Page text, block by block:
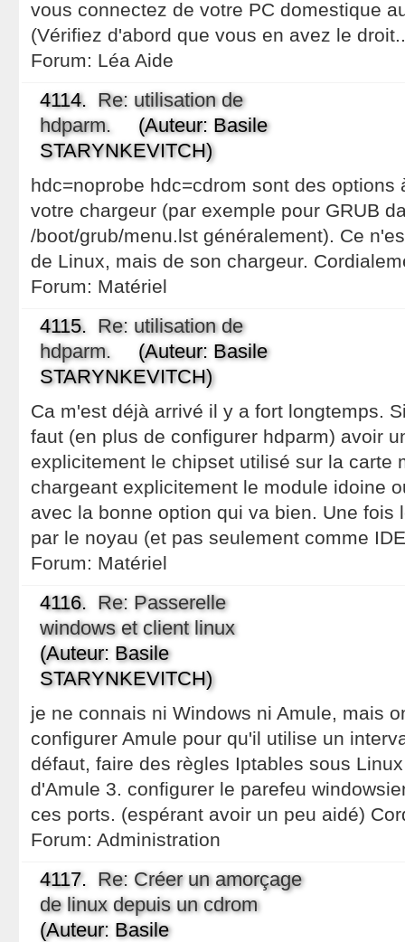
vous connectez de votre PC domestique
(Vérifiez d'abord que vous en avez le
Forum: Léa Aide
4114. Re: utilisation de
hdparm. (Auteur: Basile
STARYNKEVITCH)
hdc=noprobe hdc=cdrom sont des options
votre chargeur (par exemple pour GRUB
/boot/grub/menu.lst généralement). Ce
de Linux, mais de son chargeur.
Forum: Matériel
4115. Re: utilisation de
hdparm. (Auteur: Basile
STARYNKEVITCH)
Ca m'est déjà arrivé il y a fort longtemps.
faut (en plus de configurer hdparm) avoir
explicitement le chipset utilisé sur la carte
chargeant explicitement le module idoine
avec la bonne option qui va bien. Une fois
par le noyau (et pas seulement comme
Forum: Matériel
4116. Re: Passerelle
windows et client linux
(Auteur: Basile
STARYNKEVITCH)
je ne connais ni Windows ni Amule, mais
configurer Amule pour qu'il utilise un
défaut, faire des règles Iptables sous
d'Amule 3. configurer le parefeu
ces ports. (espérant avoir un peu aidé)
Forum: Administration
4117. Re: Créer un amorçage
de linux depuis un cdrom
(Auteur: Basile